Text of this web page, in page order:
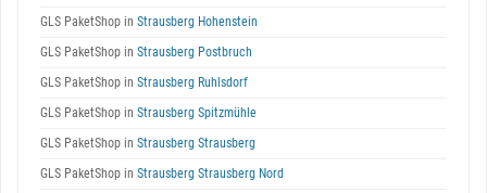
GLS PaketShop in Strausberg Hohenstein
GLS PaketShop in Strausberg Postbruch
GLS PaketShop in Strausberg Ruhlsdorf
GLS PaketShop in Strausberg Spitzmühle
GLS PaketShop in Strausberg Strausberg
GLS PaketShop in Strausberg Strausberg Nord